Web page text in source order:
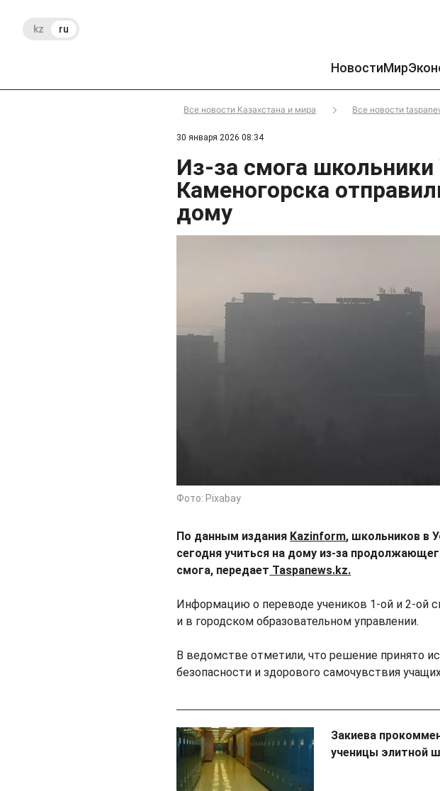
kz ru
НовостиМир
Все новости Казахстана и мира Все новости
30 января 2026 08:34
Из-за смога школьники
Каменогорска
дому
Фото: Pixabay
По данным издания Kazinform, школьников в
сегодня учиться на дому из-за
смога, передает Taspanews.kz.
Информацию о переводе учеников 1-ой и 2-ой
и в городском образовательном управлении.
В ведомстве отметили, что решение принято
безопасности и здорового самочувствия
Закиева
ученицы элитной